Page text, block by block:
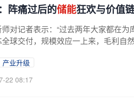
阵痛过后的储能狂欢与价值
对记者表示：“过去两年大家都在
球交付，规模效应一上来，毛利自
产业升级
22 08:17